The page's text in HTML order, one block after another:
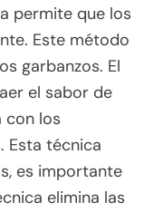
permite que los
Este método
garbanzos. El
el sabor de
con los
Esta técnica
es importante
elimina las